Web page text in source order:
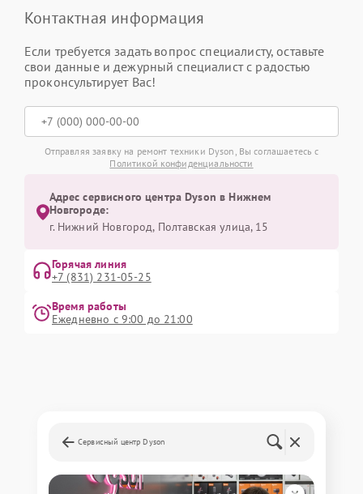
Контактная информация
Если требуется задать вопрос специалисту, оставьте
свои данные и дежурный специалист с радостью
проконсультирует Вас!
Отправляя заявку на ремонт техники Dyson, Вы соглашаетесь с
Политикой конфиденциальности
Адрес сервисного центра Dyson в Нижнем
Новгороде:
г. Нижний Новгород, Полтавская улица, 15
Горячая линия
+7 (831) 231-05-25
Время работы
Ежедневно с 9:00 до 21:00
Сервисный центр Dyson